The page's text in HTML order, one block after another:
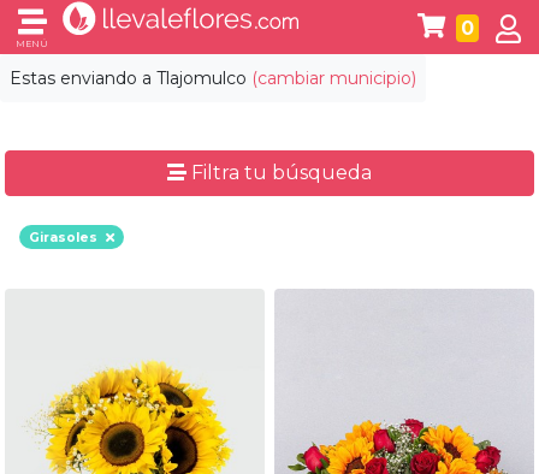
Estas enviando a Tlajomulco (cambiar municipio)
MENÚ
0
Filtra tu búsqueda
Girasoles